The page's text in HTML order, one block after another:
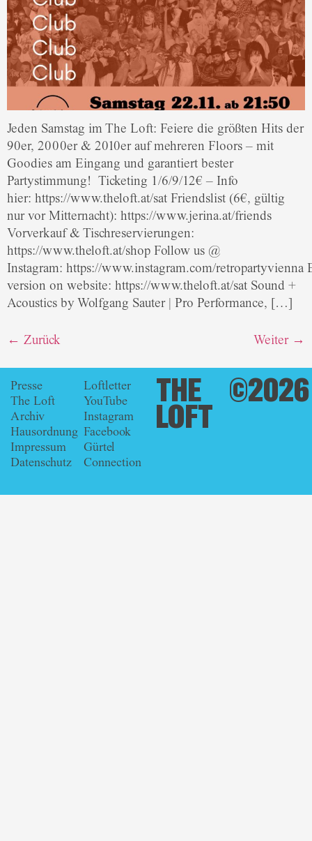
Jeden Samstag im The Loft: Feiere die größten Hits der
90er, 2000er & 2010er auf mehreren Floors – mit
Goodies am Eingang und garantiert bester
Partystimmung! Ticketing 1/6/9/12€ – Info
hier: https://www.theloft.at/sat Friendslist (6€, gültig
nur vor Mitternacht): https://www.jerina.at/friends
Vorverkauf & Tischreservierungen:
https://www.theloft.at/shop Follow us @
Instagram: https://www.instagram.com/retropartyvienna
version on website: https://www.theloft.at/sat Sound +
Acoustics by Wolfgang Sauter | Pro Performance, […]
← Zurück Weiter →
THE
LOFT
Presse
The Loft
Archiv
Hausordnung
Impressum
Datenschutz
Loftletter
YouTube
Instagram
Facebook
Gürtel
Connection
©2026